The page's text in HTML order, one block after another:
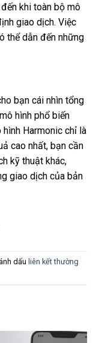
khi toàn bộ mô
giao dịch. Việc
thể dẫn đến những
bạn cái nhìn tổng
hình phổ biến
hình Harmonic chỉ là
cao nhất, bạn cần
kỹ thuật khác,
giao dịch của bản
dấu liên kết thường